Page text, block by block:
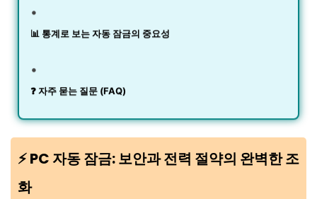
📊 통계로 보는 자동 잠금의 중요성
❓ 자주 묻는 질문 (FAQ)
⚡️ PC 자동 잠금: 보안과 전력 절약의 완벽한 조
화